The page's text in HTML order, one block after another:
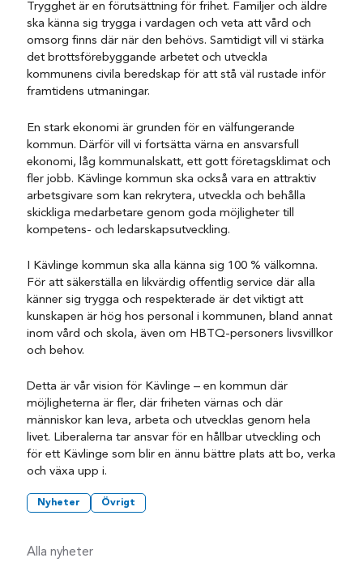
Trygghet är en förutsättning för frihet. Familjer och äldre
ska känna sig trygga i vardagen och veta att vård och
omsorg finns där när den behövs. Samtidigt vill vi stärka
det brottsförebyggande arbetet och utveckla
kommunens civila beredskap för att stå väl rustade inför
framtidens utmaningar.
En stark ekonomi är grunden för en välfungerande
kommun. Därför vill vi fortsätta värna en ansvarsfull
ekonomi, låg kommunalskatt, ett gott företagsklimat och
fler jobb. Kävlinge kommun ska också vara en attraktiv
arbetsgivare som kan rekrytera, utveckla och behålla
skickliga medarbetare genom goda möjligheter till
kompetens- och ledarskapsutveckling.
I Kävlinge kommun ska alla känna sig 100 % välkomna.
För att säkerställa en likvärdig offentlig service där alla
känner sig trygga och respekterade är det viktigt att
kunskapen är hög hos personal i kommunen, bland annat
inom vård och skola, även om HBTQ-personers livsvillkor
och behov.
Detta är vår vision för Kävlinge – en kommun där
möjligheterna är fler, där friheten värnas och där
människor kan leva, arbeta och utvecklas genom hela
livet. Liberalerna tar ansvar för en hållbar utveckling och
för ett Kävlinge som blir en ännu bättre plats att bo, verka
och växa upp i.
Nyheter Övrigt
Alla nyheter